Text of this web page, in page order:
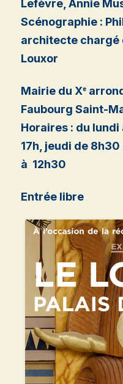
Lefèvre, Annie
Scénographie :
architecte chargé
Louxor
Mairie du Xe
Faubourg Saint-
Horaires : du
17h, jeudi de
à 12h30
Entrée libre–